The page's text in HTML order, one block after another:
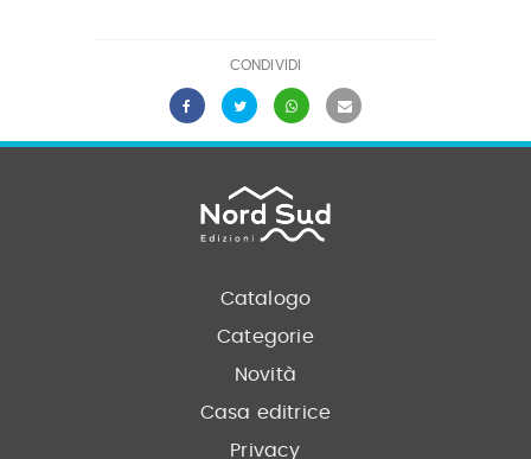
CONDIVIDI
Catalogo
Categorie
Novità
Casa editrice
Privacy